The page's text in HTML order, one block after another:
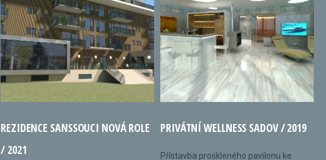
REZIDENCE SANSSOUCI NOVÁ ROLE
/ 2021
PRIVÁTNÍ WELLNESS SADOV / 2019
Přístavba proskleného pavilonu ke